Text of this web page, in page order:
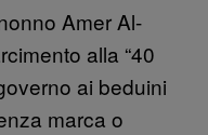
Amer Al-
alla “40
ai beduini
marca o